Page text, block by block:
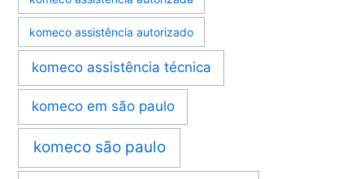
komeco assistência autorizado
komeco assistência técnica
komeco em são paulo
komeco são paulo